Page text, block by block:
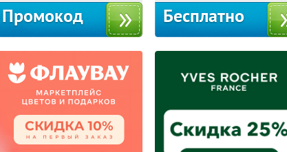
Промокод Бесплатно